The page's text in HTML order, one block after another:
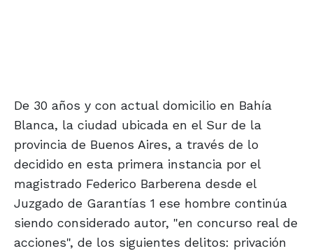
De 30 años y con actual domicilio en Bahía
Blanca, la ciudad ubicada en el Sur de la
provincia de Buenos Aires, a través de lo
decidido en esta primera instancia por el
magistrado Federico Barberena desde el
Juzgado de Garantías 1 ese hombre continúa
siendo considerado autor, "en concurso real de
acciones", de los siguientes delitos: privación